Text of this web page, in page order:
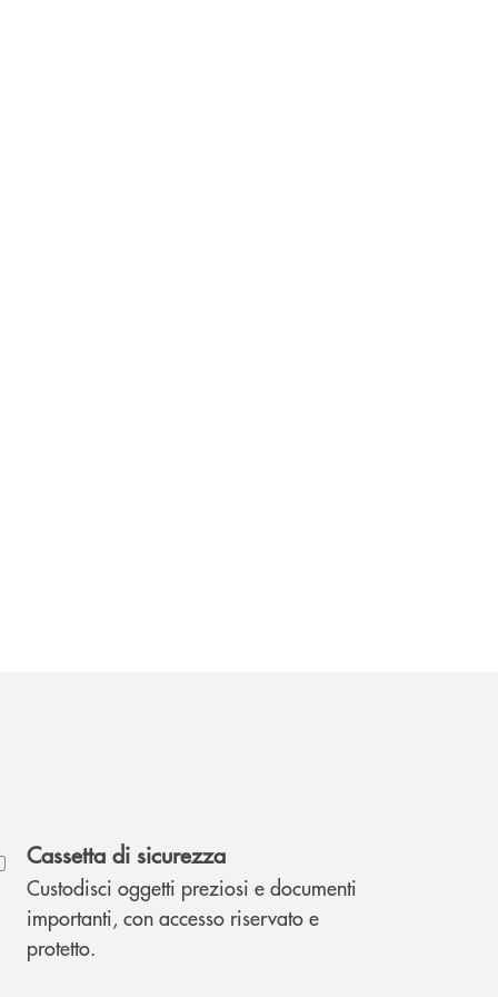
Cassetta di sicurezza
Custodisci oggetti preziosi e documenti
importanti, con accesso riservato e
protetto.